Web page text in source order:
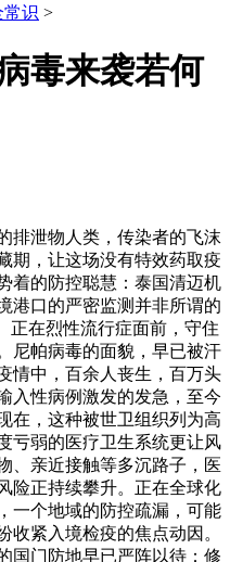
常识 >
毒来袭若何
泄物人类，传染者的飞沫
期，让这场没有特效药取疫
着的防控聪慧：泰国清迈机
港口的严密监测并非所谓的
正在烈性流行症面前，守住
尼帕病毒的面貌，早已被汗
情中，百余人丧生，百万头
入性病例激发的发急，至今
在，这种被世卫组织列为高
亏弱的医疗卫生系统更让风
、亲近接触等多沉路子，医
险正持续攀升。正在全球化
一个地域的防控疏漏，可能
收紧入境检疫的焦点动因。
国门防地早已严阵以待：修